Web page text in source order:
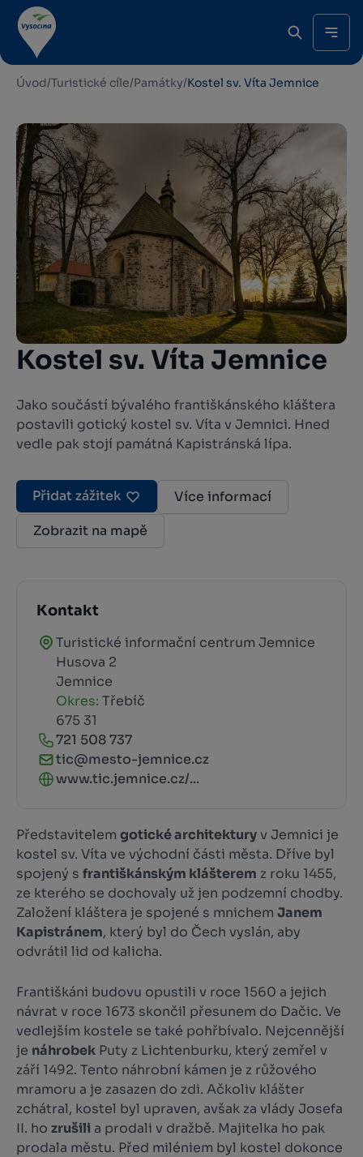
Úvod/Turistické cíle/Památky/Kostel sv. Víta Jemnice
Kostel sv. Víta Jemnice
Jako součástí bývalého františkánského kláštera
postavili gotický kostel sv. Víta v Jemnici. Hned
vedle pak stojí památná Kapistránská lípa.
Přidat zážitek
Více informací
Zobrazit na mapě
Kontakt
Turistické informační centrum Jemnice
Husova 2
Jemnice
Okres: Třebíč
675 31
721 508 737
tic@mesto-jemnice.cz
www.tic.jemnice.cz/...
Představitelem gotické architekturyv Jemnici je
kostel sv. Víta ve východní části města. Dříve byl
spojený s františkánským klášterem z roku 1455,
ze kterého se dochovaly už jen podzemní chodby.
Založení kláštera je spojené s mnichem Janem
Kapistránem, který byl do Čech vyslán, aby
odvrátil lid od kalicha.
Františkáni budovu opustili v roce 1560 a jejich
návrat v roce 1673 skončil přesunem do Dačic. Ve
vedlejším kostele se také pohřbívalo. Nejcennější
je náhrobek Puty z Lichtenburku, který zemřel v
září 1492. Tento náhrobní kámen je z růžového
mramoru a je zasazen do zdi. Ačkoliv klášter
zchátral, kostel byl upraven, avšak za vlády Josefa
II. ho zrušili a prodali v dražbě. Majitelka ho pak
prodala městu. Před miléniem byl kostel dokonce